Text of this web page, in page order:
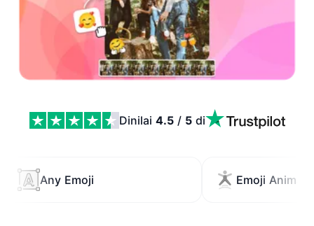
Dinilai 4.5 / 5 di
Any Emoji
Emoji